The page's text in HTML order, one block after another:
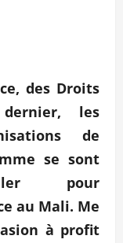
des Droits
les
de
se sont
pour
au Mali. Me
à profit